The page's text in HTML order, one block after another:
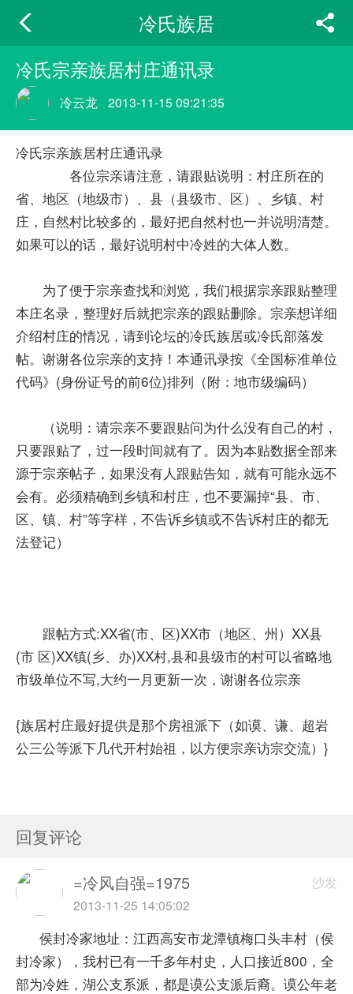
冷氏族居
冷氏宗亲族居村庄通讯录
冷云龙 2013-11-15 09:21:35
冷氏宗亲族居村庄通讯录
各位宗亲请注意，请跟贴说明：村庄所在的
省、地区（地级市）、县（县级市、区）、乡镇、村
庄，自然村比较多的，最好把自然村也一并说明清楚。
如果可以的话，最好说明村中冷姓的大体人数。
为了便于宗亲查找和浏览，我们根据宗亲跟贴整理
本庄名录，整理好后就把宗亲的跟贴删除。宗亲想详细
介绍村庄的情况，请到论坛的冷氏族居或冷氏部落发
帖。谢谢各位宗亲的支持！本通讯录按《全国标准单位
代码》(身份证号的前6位)排列（附：地市级编码）
（说明：请宗亲不要跟贴问为什么没有自己的村，
只要跟贴了，过一段时间就有了。因为本贴数据全部来
源于宗亲帖子，如果没有人跟贴告知，就有可能永远不
会有。必须精确到乡镇和村庄，也不要漏掉“县、市、
区、镇、村”等字样，不告诉乡镇或不告诉村庄的都无
法登记）
跟帖方式:XX省(市、区)XX市（地区、州）XX县
(市 区)XX镇(乡、办)XX村,县和县级市的村可以省略地
市级单位不写,大约一月更新一次，谢谢各位宗亲
{族居村庄最好提供是那个房祖派下（如谟、谦、超岩
公三公等派下几代开村始祖，以方便宗亲访宗交流）}
回复评论
沙发
=冷风自强=1975
2013-11-25 14:05:02
侯封冷家地址：江西高安市龙潭镇梅口头丰村（侯
封冷家），我村已有一千多年村史，人口接近800，全
部为冷姓，湖公支系派，都是谟公支派后裔。谟公年老